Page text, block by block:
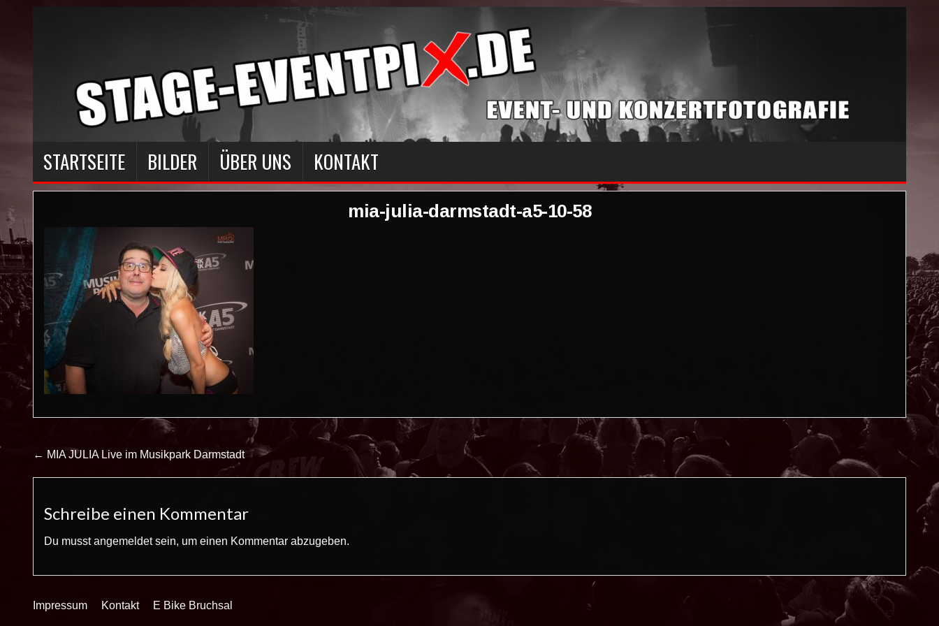
STARTSEITE BILDER ÜBER UNS KONTAKT
mia-julia-darmstadt-a5-10-58
Beitrags-
Navigation
← MIA JULIA Live im Musikpark Darmstadt
Schreibe einen Kommentar
Du musstangemeldetsein, um einen Kommentar abzugeben.
Impressum Kontakt E Bike Bruchsal